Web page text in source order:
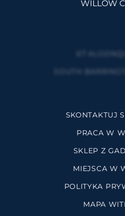
SKONTAKTUJ
PRACA W
SKLEP Z
MIEJSCA W
POLITYKA
MAPA